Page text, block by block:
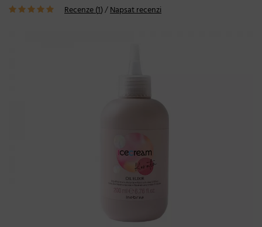
Recenze (1)/Napsat recenzi